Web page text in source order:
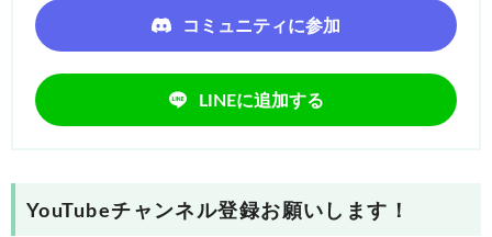
コミュニティに参加
LINEに追加する
YouTubeチャンネル登録お願いします！